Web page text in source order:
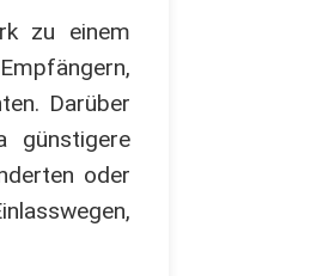
zu einem
Darüber
günstigere
oder